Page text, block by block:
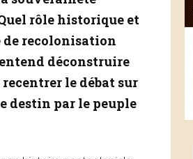
rôle historique et
recolonisation
déconstruire
le débat sur
destin par le peuple